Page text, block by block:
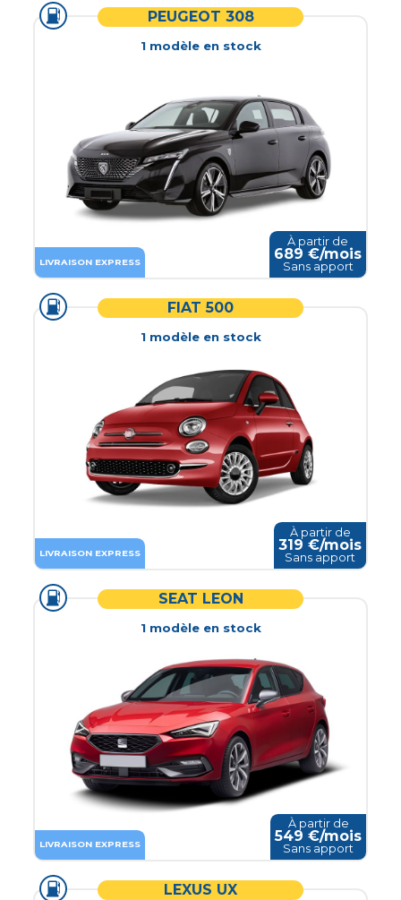
PEUGEOT 308
1modèleen stock
LIVRAISON EXPRESS
À partir de
689 €/mois
Sans apport
FIAT 500
1modèleen stock
LIVRAISON EXPRESS
À partir de
319 €/mois
Sans apport
SEAT LEON
1modèleen stock
LIVRAISON EXPRESS
À partir de
549 €/mois
Sans apport
LEXUS UX